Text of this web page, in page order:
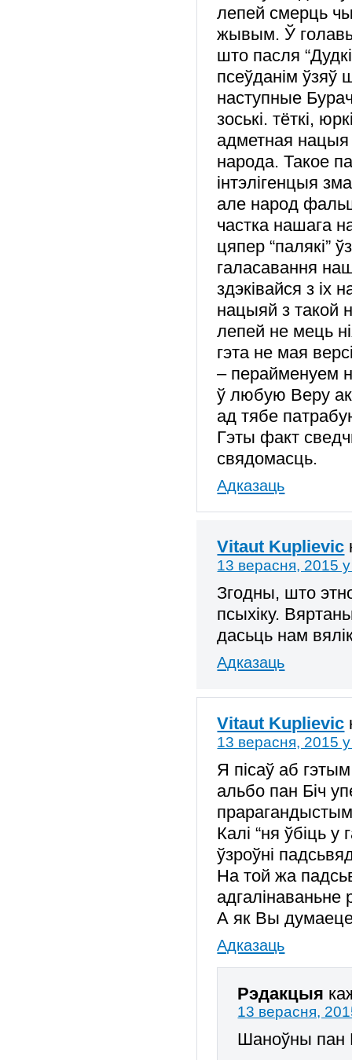
лепей смерць
жывым. Ў голавы
што пасля
псеўданім ўзяў
наступные
зоські. тёткі,
адметная нацыя
народа. Такое
інтэлігенцыя
але народ
частка нашага
цяпер “палякі”
галасавання
здэківайся з
нацыяй з такой
лепей не мець
гэта не мая
– перайменуем
ў любую Веру
ад тябе
Гэты факт
свядомасць.
Адказаць
Vitaut Kuplievic
13 верасня, 2015
Згодны, што
псыхіку.
дасьць нам
Адказаць
Vitaut Kuplievic
13 верасня, 2015
Я пісаў аб
альбо пан Біч
прарагандыстым
Калі “ня ўбіць
ўзроўні
На той жа
адгалінаваньне
А як Вы
Адказаць
Рэдакцыя
13 верасня,
Шаноўны пан